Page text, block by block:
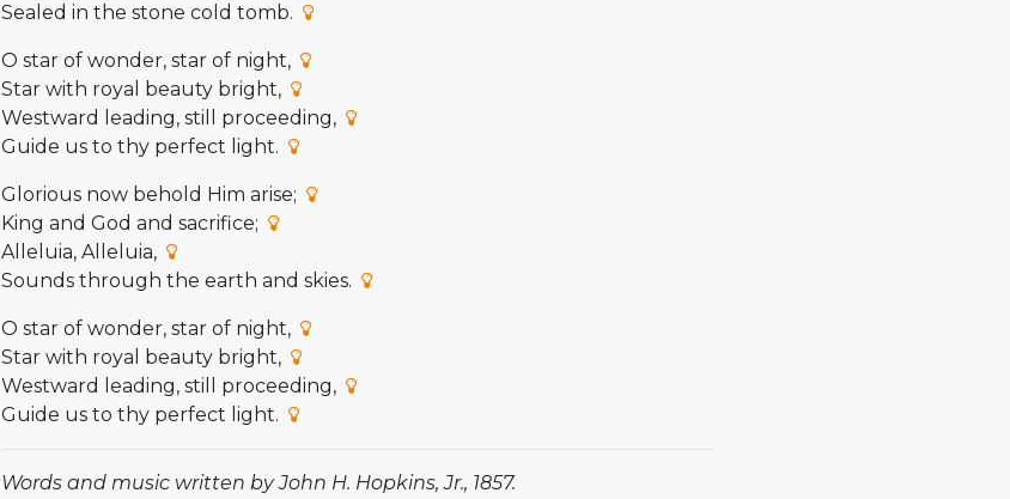
Sealed in the stone cold tomb.
O star of wonder, star of night,
Star with royal beauty bright,
Westward leading, still proceeding,
Guide us to thy perfect light.
Glorious now behold Him arise;
King and God and sacrifice;
Alleluia, Alleluia,
Sounds through the earth and skies.
O star of wonder, star of night,
Star with royal beauty bright,
Westward leading, still proceeding,
Guide us to thy perfect light.
Words and music written by John H. Hopkins, Jr., 1857.